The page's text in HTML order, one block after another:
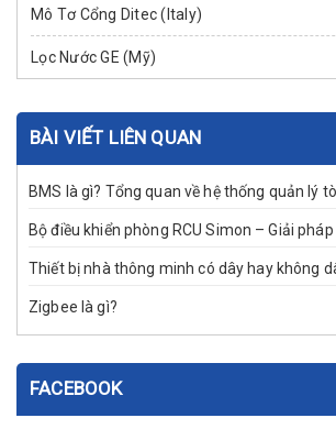
Mô Tơ Cổng Ditec (Italy)
Lọc Nước GE (Mỹ)
BÀI VIẾT LIÊN QUAN
BMS là gì? Tổng quan về hệ thống quản lý
Bộ điều khiển phòng RCU Simon – Giải
Thiết bị nhà thông minh có dây hay không
Zigbee là gì?
FACEBOOK